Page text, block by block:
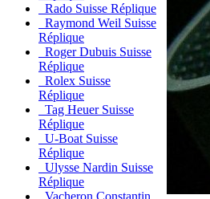
Rado Suisse Réplique
Raymond Weil Suisse
Réplique
Roger Dubuis Suisse
Réplique
Rolex Suisse
Réplique
Tag Heuer Suisse
Réplique
U-Boat Suisse
Réplique
Ulysse Nardin Suisse
Réplique